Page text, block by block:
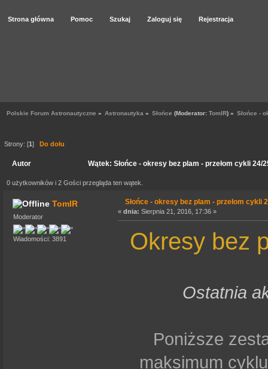
Strona główna Pomoc Szukaj Zaloguj się Rejestracja
Polskie Forum Astronautyczne » Astronautyka » Słońce (Moderator:TomIR) » Słońce -
Strony: [1] Do dołu
Autor Wątek: Słońce - okresy bez plam - przełom cykli
0 użytkowników i 2 Gości przegląda ten wątek.
TomIR
Moderator
Wiadomości: 3891
Słońce - okresy bez plam - przełom cykli
« dnia: Sierpnia 21, 2016, 17:36 »
Okresy bez
Ostatnia
Poniższe
maksimum